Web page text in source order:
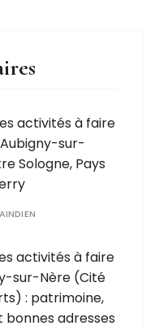
activités à faire
sur-
Sologne, Pays
activités à faire
sur-Nère (Cité
: patrimoine,
bonnes adresses